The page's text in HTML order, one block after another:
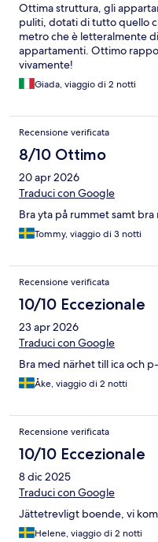
Ottima struttura, gli
puliti, dotati di tutto quello
metro che è letteralmente
appartamenti. Ottimo
vivamente!
Giada, viaggio di 2 notti
Recensione verificata
8/10 Ottimo
20 apr 2026
Traduci con Google
Bra yta på rummet samt
Tommy, viaggio di 3 notti
Recensione verificata
10/10 Eccezionale
23 apr 2026
Traduci con Google
Bra med närhet till ica och
Åke, viaggio di 2 notti
Recensione verificata
10/10 Eccezionale
8 dic 2025
Traduci con Google
Jättetrevligt boende, vi
Helene, viaggio di 2 notti